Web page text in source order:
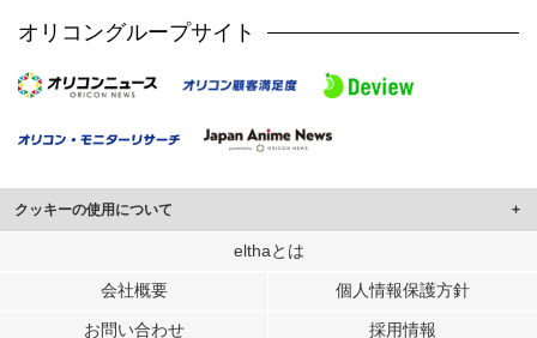
オリコングループサイト
クッキーの使用について
このサイトでは Cookie を使用して、ユーザーに合わせたコンテンツや広告の
行っています。
メディアや広告配信、データ解析の各パートナーに提供しています。
elthaとは
会社概要 個人情報保護方針
お問い合わせ 採用情報